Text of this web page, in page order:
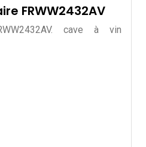
FRWW2432AV
cave à vin